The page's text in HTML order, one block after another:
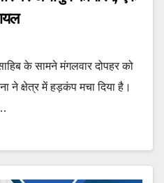
के सामने मंगलवार दोपहर को
ने क्षेत्र में हड़कंप मचा दिया है।